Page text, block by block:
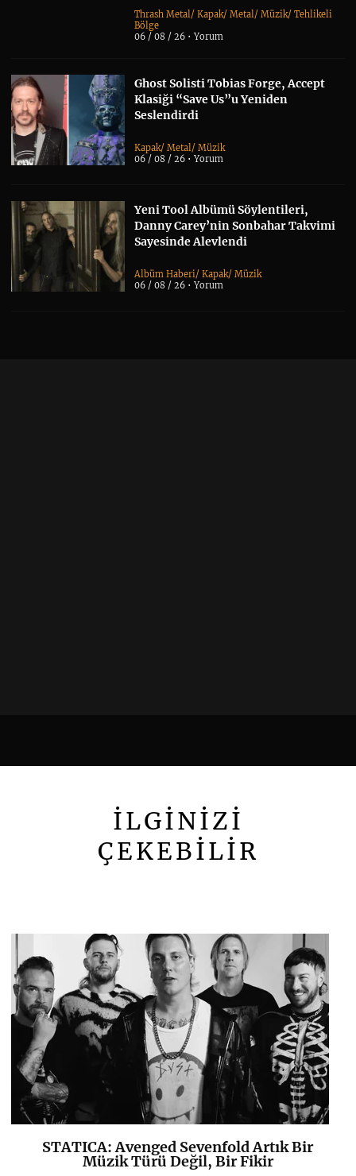
Thrash Metal /Kapak/Metal /Müzik/Tehlikeli
Bölge
06 / 08 / 26 •Yorum
Ghost Solisti Tobias Forge, Accept
Klasiği “Save Us”u Yeniden
Seslendirdi
Kapak/Metal /Müzik
06 / 08 / 26 •Yorum
Yeni Tool Albümü Söylentileri,
Danny Carey’nin Sonbahar Takvimi
Sayesinde Alevlendi
Albüm Haberi/Kapak/Müzik
06 / 08 / 26 •Yorum
İLGİNİZİ
ÇEKEBİLİR
K+
STATICA: Avenged Sevenfold Artık Bir
Müzik Türü Değil, Bir Fikir